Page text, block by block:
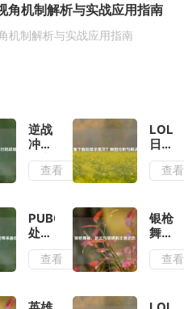
角机制解析与实战应用指南
机制解析与实战应用指南
逆战
冲锋
专家
打法
无畏
前行
场先
锋技
析
查看
LOL
日服
下载
后显
原因
分析
决方
法
查看
PUBG
处理
器性
能实
CPU
查看
银枪
舞
袖，
赵云
王者
查看